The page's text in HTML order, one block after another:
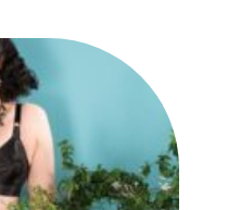
Ajouter
à la liste